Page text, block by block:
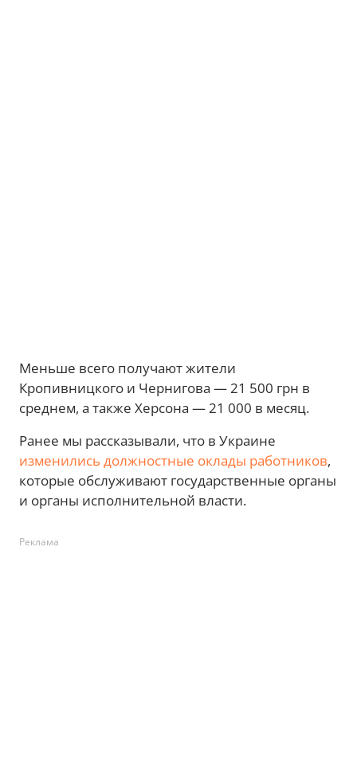
Меньше всего получают жители
Кропивницкого и Чернигова — 21 500 грн в
среднем, а также Херсона — 21 000 в месяц.
Ранее мы рассказывали, что в Украине
изменились должностные оклады работников,
которые обслуживают государственные органы
и органы исполнительной власти.
Реклама